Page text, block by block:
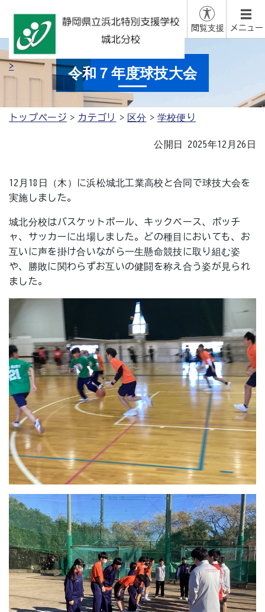
>
閲覧支援 メニュー
令和７年度球技大会
トップページ カテゴリ 区分 学校便り
公開日 2025年12月26日
12月18日（木）に浜松城北工業高校と合同で球技大会を
実施しました。
城北分校はバスケットボール、キックベース、ボッチ
ャ、サッカーに出場しました。どの種目においても、お
互いに声を掛け合いながら一生懸命競技に取り組む姿
や、勝敗に関わらずお互いの健闘を称え合う姿が見られ
ました。